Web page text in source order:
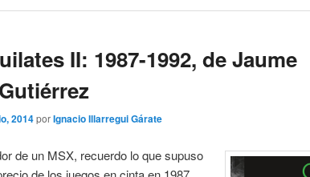
II: 1987-1992, de Jaume
2014porIgnacio Illarregui Gárate
de un MSX, recuerdo lo que supuso